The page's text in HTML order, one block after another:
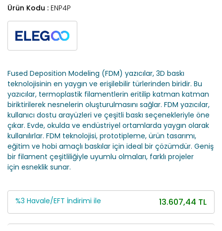
Ürün Kodu : ENP4P
Fused Deposition Modeling (FDM) yazıcılar, 3D baskı
teknolojisinin en yaygın ve erişilebilir türlerinden biridir. Bu
yazıcılar, termoplastik filamentlerin eritilip katman katman
biriktirilerek nesnelerin oluşturulmasını sağlar. FDM yazıcılar,
kullanıcı dostu arayüzleri ve çeşitli baskı seçenekleriyle öne
çıkar. Evde, okulda ve endüstriyel ortamlarda yaygın olarak
kullanılırlar. FDM teknolojisi, prototipleme, ürün tasarımı,
eğitim ve hobi amaçlı baskılar için ideal bir çözümdür. Geniş
bir filament çeşitliliğiyle uyumlu olmaları, farklı projeler
için esneklik sunar.
%3 Havale/EFT İndirimi ile 13.607,44 TL